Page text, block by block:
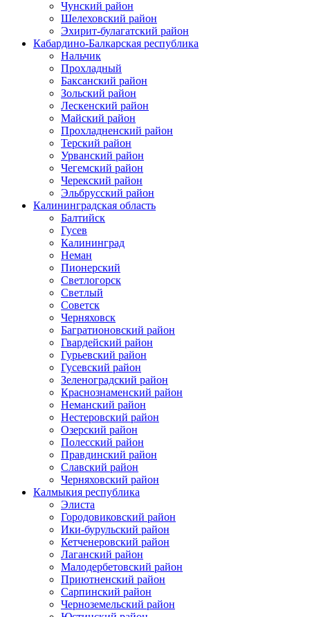
Чунский район
Шелеховский район
Эхирит-булагатский район
Кабардино-Балкарская республика
Нальчик
Прохладный
Баксанский район
Зольский район
Лескенский район
Майский район
Прохладненский район
Терский район
Урванский район
Чегемский район
Черекский район
Эльбрусский район
Калининградская область
Балтийск
Гусев
Калининград
Неман
Пионерский
Светлогорск
Светлый
Советск
Черняховск
Багратионовский район
Гвардейский район
Гурьевский район
Гусевский район
Зеленоградский район
Краснознаменский район
Неманский район
Нестеровский район
Озерский район
Полесский район
Правдинский район
Славский район
Черняховский район
Калмыкия республика
Элиста
Городовиковский район
Ики-бурульский район
Кетченеровский район
Лаганский район
Малодербетовский район
Приютненский район
Сарпинский район
Черноземельский район